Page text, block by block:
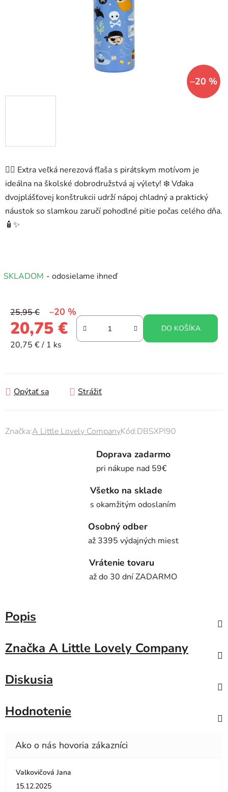
🏴‍☠️ Extra veľká nerezová fľaša s pirátskym motívom je
ideálna na školské dobrodružstvá aj výlety! ❄️ Vďaka
dvojplášťovej konštrukcii udrží nápoj chladný a praktický
náustok so slamkou zaručí pohodlné pitie počas celého dňa.
🧴✨
SKLADOM - odosielame ihneď
25,95 € –20 %
20,75 €
Jednotková cena:
20,75 € / 1 ks
DO KOŠÍKA
Opýtať sa Strážiť
Značka:A Little Lovely CompanyKód:DBSXPI90
–20 %
Doprava zadarmo
pri nákupe nad 59€
Všetko na sklade
s okamžitým odoslaním
Osobný odber
až 3395 výdajných miest
Vrátenie tovaru
až do 30 dní ZADARMO
Popis
Značka A Little Lovely Company
Diskusia
Hodnotenie
Valkovičová Jana
Hodnotenie obchodu je 5 z 5 hviezdičiek.
15.12.2025